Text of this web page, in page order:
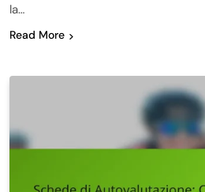
la…
Read More